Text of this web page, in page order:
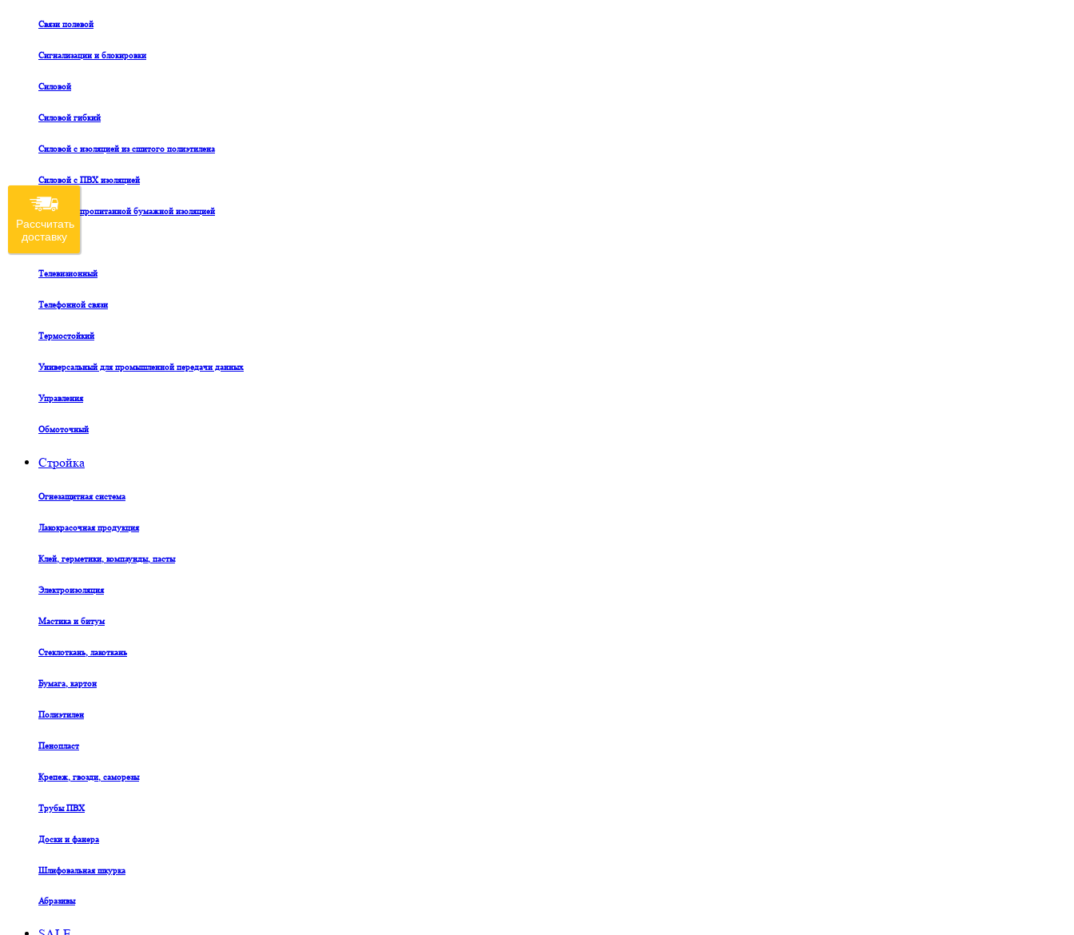
Связи полевой
Сигнализации и блокировки
Силовой
Силовой гибкий
Силовой с изоляцией из сшитого полиэтилена
Силовой с ПВХ изоляцией
Силовой с пропитанной бумажной изоляцией
Судовой
Телевизионный
Телефонной связи
Термостойкий
Универсальный для промышленной передачи данных
Управления
Обмоточный
Стройка
Огнезащитная система
Лакокрасочная продукция
Клей, герметики, компаунды, пасты
Электроизоляция
Мастика и битум
Стеклоткань, лакоткань
Бумага, картон
Полиэтилен
Пенопласт
Крепеж, гвозди, саморезы
Трубы ПВХ
Доски и фанера
Шлифовальная шкурка
Абразивы
Рассчитать
доставку